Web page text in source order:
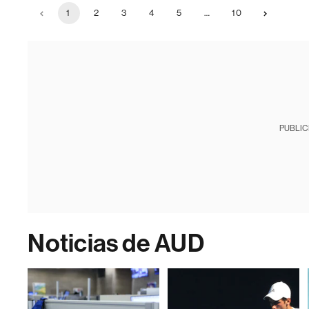
1 2 3 4 5 … 10
Noticias de AUD